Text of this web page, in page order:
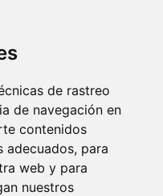
de rastreo
de navegación en
contenidos
adecuados, para
web y para
nuestros